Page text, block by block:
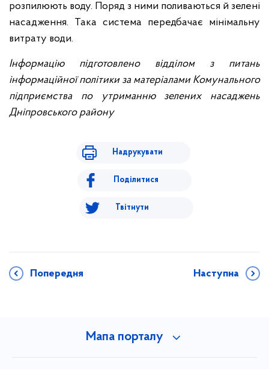
розпилюють воду. Поряд з ними поливаються й зелені
насадження. Така система передбачає мінімальну
витрату води.
Інформацію підготовлено відділом з питань
інформаційної політики за матеріалами Комунального
підприємства по утриманню зелених насаджень
Дніпровського району
Надрукувати
Поділитися
Твітнути
Попередня Наступна
Мапа порталу